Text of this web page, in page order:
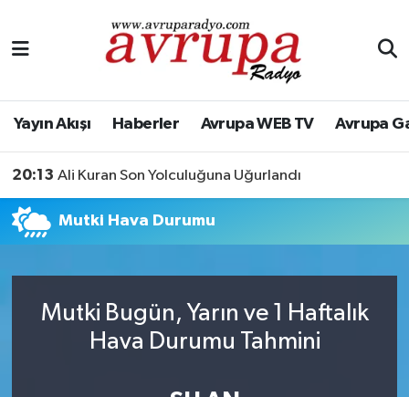
Yayın Akışı Haberler Avrupa WEB TV Avrupa
20:13 Ali Kuran Son Yolculuğuna Uğurlandı
Mutki Hava Durumu
Mutki Bugün, Yarın ve 1 Haftalık
Hava Durumu Tahmini
Yayın Akışı
Haberler
KÜLTÜR-SANAT
Genel
Nöbetçi Eczaneler
Hava Durumu
Tüm Manşetler
Son Dakika Haberleri